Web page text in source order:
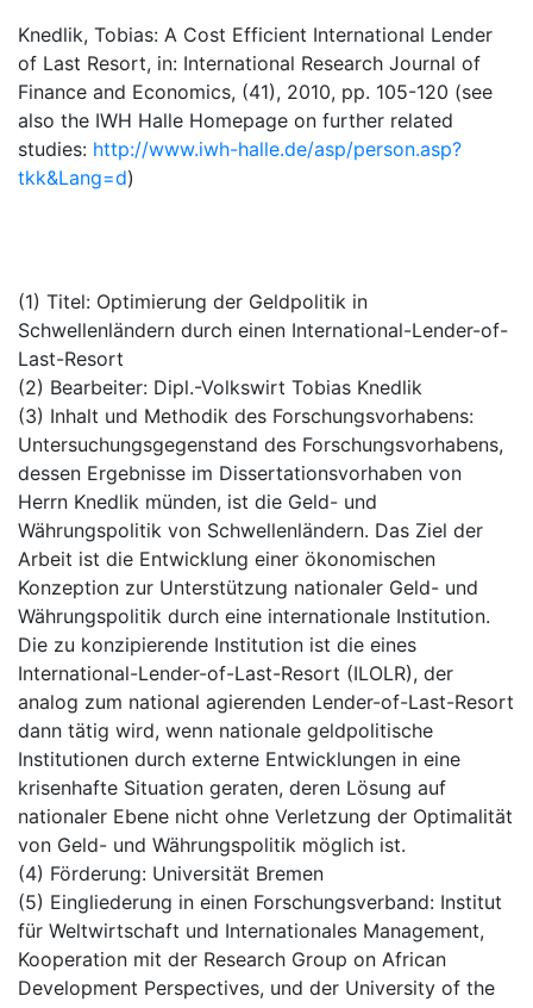
Knedlik, Tobias: A Cost Efficient International Lender
of Last Resort, in: International Research Journal of
Finance and Economics, (41), 2010, pp. 105-120 (see
also the IWH Halle Homepage on further related
studies: http://www.iwh-halle.de/asp/person.asp?
tkk&Lang=d)
(1) Titel: Optimierung der Geldpolitik in
Schwellenländern durch einen International-Lender-of-
Last-Resort
(2) Bearbeiter: Dipl.-Volkswirt Tobias Knedlik
(3) Inhalt und Methodik des Forschungsvorhabens:
Untersuchungsgegenstand des Forschungsvorhabens,
dessen Ergebnisse im Dissertationsvorhaben von
Herrn Knedlik münden, ist die Geld- und
Währungspolitik von Schwellenländern. Das Ziel der
Arbeit ist die Entwicklung einer ökonomischen
Konzeption zur Unterstützung nationaler Geld- und
Währungspolitik durch eine internationale Institution.
Die zu konzipierende Institution ist die eines
International-Lender-of-Last-Resort (ILOLR), der
analog zum national agierenden Lender-of-Last-Resort
dann tätig wird, wenn nationale geldpolitische
Institutionen durch externe Entwicklungen in eine
krisenhafte Situation geraten, deren Lösung auf
nationaler Ebene nicht ohne Verletzung der Optimalität
von Geld- und Währungspolitik möglich ist.
(4) Förderung: Universität Bremen
(5) Eingliederung in einen Forschungsverband: Institut
für Weltwirtschaft und Internationales Management,
Kooperation mit der Research Group on African
Development Perspectives, und der University of the